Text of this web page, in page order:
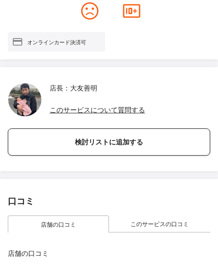
オンラインカード決済可
店長：大友善明
このサービスについて質問する
検討リストに追加する
口コミ
店舗の口コミ このサービスの口コミ
店舗の口コミ